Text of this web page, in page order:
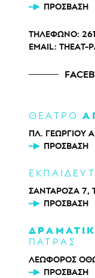
ΠΡΌΣΒΑΣΗ
ΤΗΛΕΦΩΝΟ:
EMAIL: THEAT-
ΘΕΑΤΡΟ
ΠΛ. ΓΕΩΡΓΙΟΥ
ΠΡΌΣΒΑΣΗ
ΣΑΝΤΑΡΟΖΑ 7,
ΠΡΌΣΒΑΣΗ
ΠΑΤΡΑΣ
ΛΕΩΦΟΡΟΣ
ΠΡΌΣΒΑΣΗ